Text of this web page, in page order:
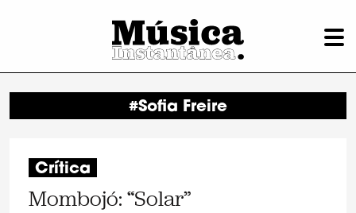
#Sofia Freire
Crítica
Mombojó: “Solar”